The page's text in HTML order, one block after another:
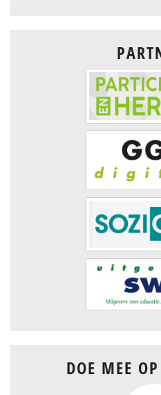
DOE MEE